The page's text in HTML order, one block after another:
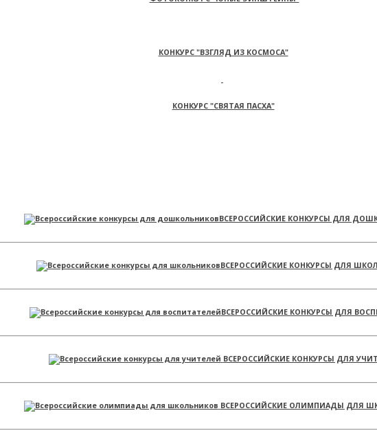
КОНКУРС "ВЗГЛЯД ИЗ КОСМОСА"
КОНКУРС "СВЯТАЯ ПАСХА"
ВСЕРОССИЙСКИЕ КОНКУРСЫ ДЛЯ
ВСЕРОССИЙСКИЕ КОНКУРСЫ ДЛЯ
ВСЕРОССИЙСКИЕ КОНКУРСЫ ДЛЯ
ВСЕРОССИЙСКИЕ КОНКУРСЫ ДЛЯ
ВСЕРОССИЙСКИЕ ОЛИМПИАДЫ ДЛЯ